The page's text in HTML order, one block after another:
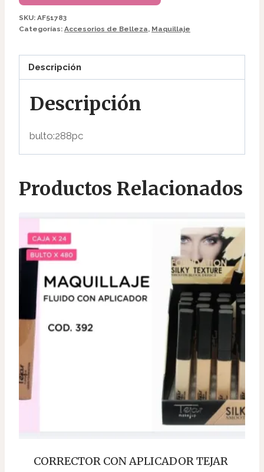
AF/51783/20462
cantidad
SKU: AF51783
Categorías: Accesorios de Belleza, Maquillaje
Descripción
Descripción
bulto:288pc
Productos Relacionados
CORRECTOR CON APLICADOR TEJAR